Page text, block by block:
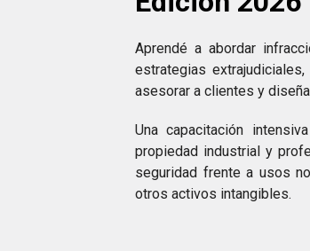
Aprendé a abordar
estrategias
asesorar a clientes y
Una capacitación
propiedad industrial y
seguridad frente a usos
otros activos intangibles.